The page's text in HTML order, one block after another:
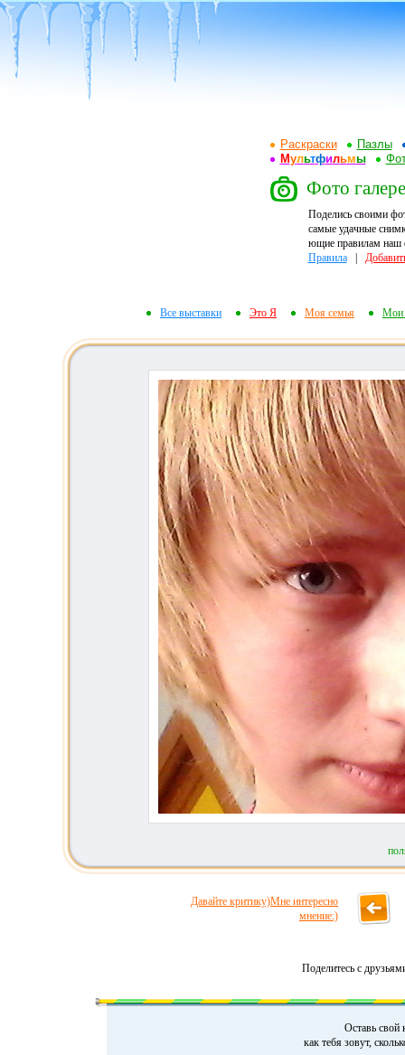
Раскраски
Пазлы
Мультфильмы
Фото
Поделись своими
самые удачные
ющие правилам наш
Правила|
Все выставки Это Я Моя семья Мои
Давайте критику)Мне интересно
мнение:)
Поделитесь с
Оставь свой
как тебя зовут,